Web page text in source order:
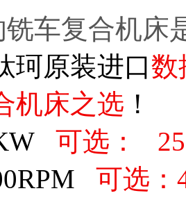
车复合机床
珂原装进口数
机床之选 ！
可选：
可选：